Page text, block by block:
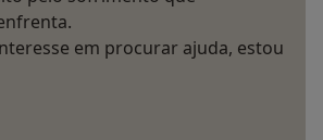
em procurar ajuda, estou